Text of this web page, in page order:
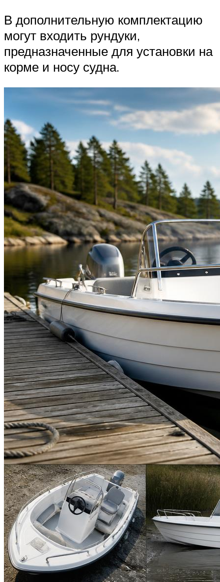
В дополнительную комплектацию
могут входить рундуки,
предназначенные для установки на
корме и носу судна.